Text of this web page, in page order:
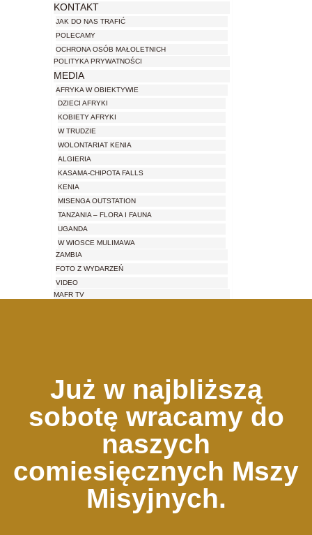
KONTAKT
JAK DO NAS TRAFIĆ
POLECAMY
OCHRONA OSÓB MAŁOLETNICH
POLITYKA PRYWATNOŚCI
MEDIA
AFRYKA W OBIEKTYWIE
DZIECI AFRYKI
KOBIETY AFRYKI
W TRUDZIE
WOLONTARIAT KENIA
ALGIERIA
KASAMA-CHIPOTA FALLS
KENIA
MISENGA OUTSTATION
TANZANIA – FLORA I FAUNA
UGANDA
W WIOSCE MULIMAWA
ZAMBIA
FOTO Z WYDARZEŃ
VIDEO
MAFR TV
Już w najbliższą
sobotę wracamy do
naszych
comiesięcznych Mszy
Misyjnych.